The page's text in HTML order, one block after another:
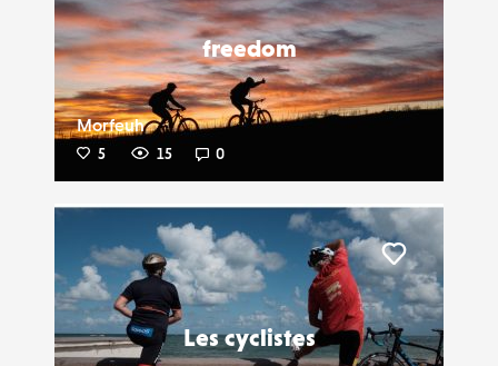
freedom
Morfeuh
5 15 0
Les cyclistes
Liker